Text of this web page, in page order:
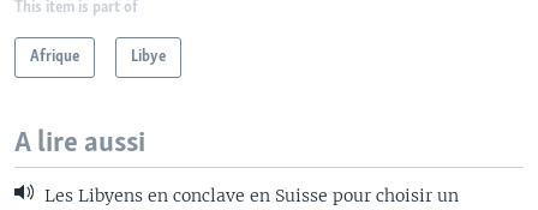
This item is part of
Afrique Libye
A lire aussi
Les Libyens en conclave en Suisse pour choisir un